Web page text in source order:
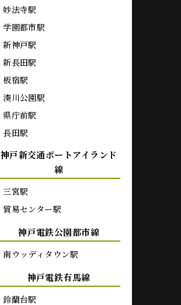
妙法寺駅
学園都市駅
新神戸駅
新長田駅
板宿駅
湊川公園駅
県庁前駅
長田駅
神戸新交通ポートアイランド
線
三宮駅
貿易センター駅
神戸電鉄公園都市線
南ウッディタウン駅
神戸電鉄有馬線
鈴蘭台駅